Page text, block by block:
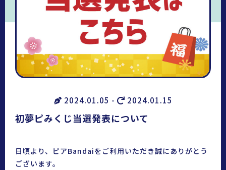
2024.01.05 - 2024.01.15
初夢ピみくじ当選発表について
日頃より、ピアBandaiをご利用いただき誠にありがとう
ございます。